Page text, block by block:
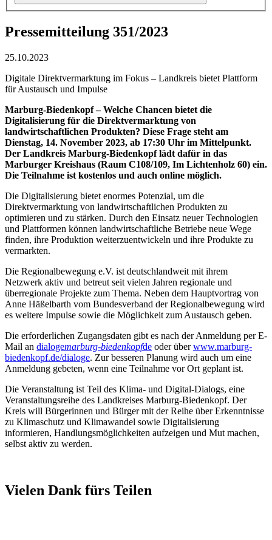
Pressemitteilung 351/2023
25.10.2023
Digitale Direktvermarktung im Fokus – Landkreis bietet Plattform
für Austausch und Impulse
Marburg-Biedenkopf – Welche Chancen bietet die
Digitalisierung für die Direktvermarktung von
landwirtschaftlichen Produkten? Diese Frage steht am
Dienstag, 14. November 2023, ab 17:30 Uhr im Mittelpunkt.
Der Landkreis Marburg-Biedenkopf lädt dafür in das
Marburger Kreishaus (Raum C108/109, Im Lichtenholz 60) ein.
Die Teilnahme ist kostenlos und auch online möglich.
Die Digitalisierung bietet enormes Potenzial, um die
Direktvermarktung von landwirtschaftlichen Produkten zu
optimieren und zu stärken. Durch den Einsatz neuer Technologien
und Plattformen können landwirtschaftliche Betriebe neue Wege
finden, ihre Produktion weiterzuentwickeln und ihre Produkte zu
vermarkten.
Die Regionalbewegung e.V. ist deutschlandweit mit ihrem
Netzwerk aktiv und betreut seit vielen Jahren regionale und
überregionale Projekte zum Thema. Neben dem Hauptvortrag von
Anne Häßelbarth vom Bundesverband der Regionalbewegung wird
es weitere Impulse sowie die Möglichkeit zum Austausch geben.
Die erforderlichen Zugangsdaten gibt es nach der Anmeldung per E-
Mail an dialogemarburg-biedenkopfde oder überwww.marburg-
biedenkopf.de/dialoge. Zur besseren Planung wird auch um eine
Anmeldung gebeten, wenn eine Teilnahme vor Ort geplant ist.
Die Veranstaltung ist Teil des Klima- und Digital-Dialogs, eine
Veranstaltungsreihe des Landkreises Marburg-Biedenkopf. Der
Kreis will Bürgerinnen und Bürger mit der Reihe über Erkenntnisse
zu Klimaschutz und Klimawandel sowie Digitalisierung
informieren, Handlungsmöglichkeiten aufzeigen und Mut machen,
selbst aktiv zu werden.
Vielen Dank fürs Teilen